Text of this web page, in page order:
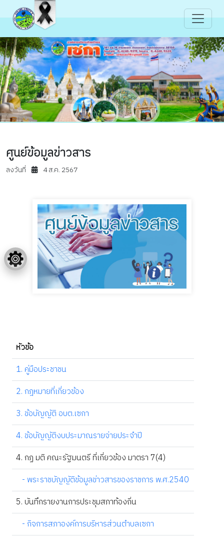
ศูนย์ข้อมูลข่าวสาร
ลงวันที่ 4 ส.ค. 2567
หัวข้อ
1. คู่มือประชาชน
2. กฎหมายที่เกี่ยวข้อง
3. ข้อบัญญัติ อบต.เซกา
4. ข้อบัญญัติงบประมาณรายจ่ายประจำปี
4. กฏ มติ คณะรัฐมนตรี ที่เกี่ยวข้อง มาตรา 7(4)
- พระราชบัญญัติข้อมูลข่าวสารของราชการ พ.ศ.2540
5. บันทึกรายงานการประชุมสภาท้องถิ่น
- กิจการสภาองค์การบริหารส่วนตำบลเซกา